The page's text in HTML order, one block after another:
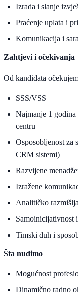
Izrada i slanje
Praćenje uplata i
Komunikacija i
Zahtjevi i očekivanja
Od kandidata
SSS/VSS
Najmanje 1
centru
Osposobljenost za
CRM sistemi)
Razvijene
Izražene
Analitičko
Samoinicijativnost
Timski duh i
Šta nudimo
Mogućnost
Dinamično radno